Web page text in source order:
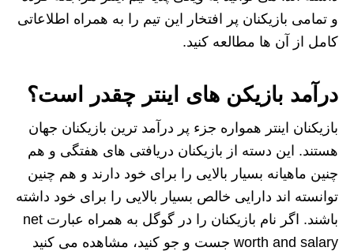
و تمامی بازیکنان پر افتخار این تیم را به همراه اطلاعاتی
کامل از آن ها مطالعه کنید.
درآمد بازیکن های اینتر چقدر است؟
بازیکنان اینتر همواره جزء پر درآمد ترین بازیکنان جهان
هستند. این دسته از بازیکنان دریافتی های هفتگی و هم
چنین ماهیانه بسیار بالایی را برای خود دارند و هم چنین
توانسته اند دارایی خالص بسیار بالایی را برای خود داشته
باشند. اگر نام بازیکنان را در گوگل به همراه عبارت net
worth and salary جست و جو کنید، مشاهده می کنید